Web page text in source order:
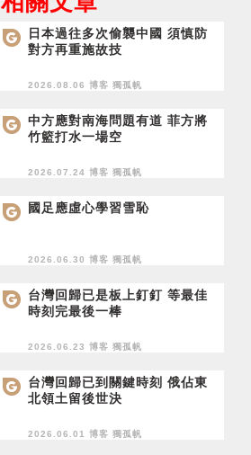
日本過往多次偷襲中國 須慎防
對方再重施故技
2026.08.06 博客 獨孤帆
中方應對南海問題有道 菲方將
竹籃打水一場空
2026.07.24 博客 獨孤帆
國足應虛心學習雪恥
2026.06.30 博客 獨孤帆
台灣回歸已是板上釘釘 等最佳
時刻完最後一棒
2026.06.23 博客 獨孤帆
台灣回歸已到關鍵時刻 俄佔東
北領土留後世決
2026.06.01 博客 獨孤帆